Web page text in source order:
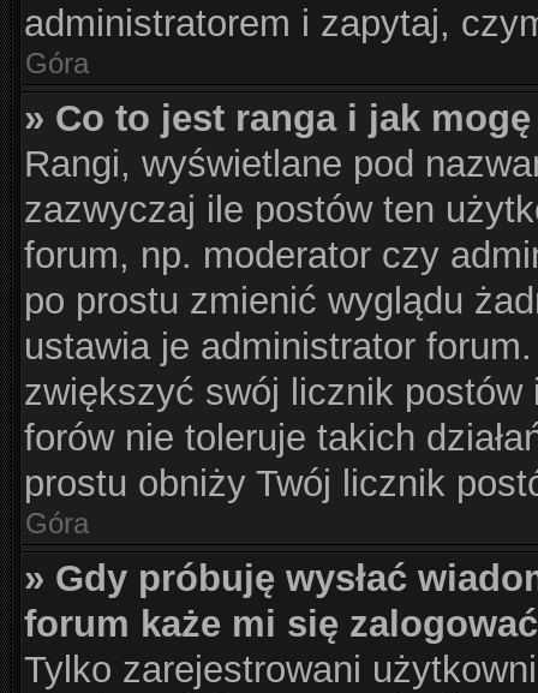
administratorem i zapytaj,
Góra
» Co to jest ranga i jak
Rangi, wyświetlane pod
zazwyczaj ile postów ten
forum, np. moderator czy
po prostu zmienić wyglądu
ustawia je administrator
zwiększyć swój licznik
forów nie toleruje takich
prostu obniży Twój licznik
Góra
» Gdy próbuję wysłać
forum każe mi się
Tylko zarejestrowani